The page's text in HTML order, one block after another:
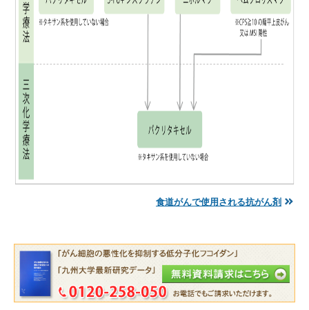
食道がんで使用される抗がん剤